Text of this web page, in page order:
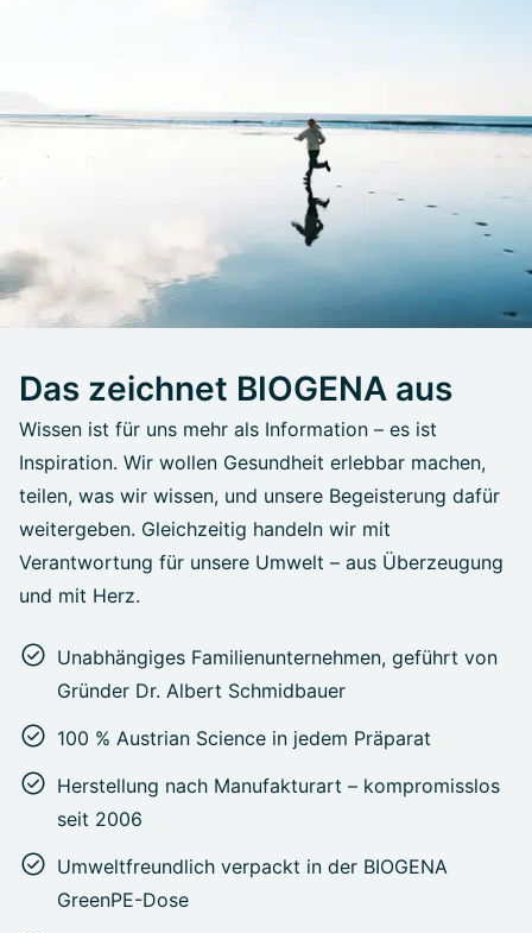
Das zeichnet BIOGENA aus
Wissen ist für uns mehr als Information – es ist
Inspiration. Wir wollen Gesundheit erlebbar machen,
teilen, was wir wissen, und unsere Begeisterung dafür
weitergeben. Gleichzeitig handeln wir mit
Verantwortung für unsere Umwelt – aus Überzeugung
und mit Herz.
Unabhängiges Familienunternehmen, geführt von
Gründer Dr. Albert Schmidbauer
100 % Austrian Science in jedem Präparat
Herstellung nach Manufakturart – kompromisslos
seit 2006
Umweltfreundlich verpackt in der BIOGENA
GreenPE-Dose